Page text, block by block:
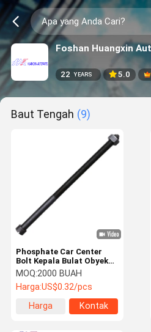
Foshan Huangxin
22 YEARS 5.0
Baut Tengah (9)
Phosphate Car Center
Bolt Kepala Bulat Obyek
Pengaman di tempat
MOQ:2000 BUAH
Harga:US$0.32/pcs
Harga
Kontak